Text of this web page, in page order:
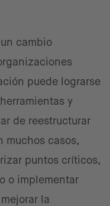
cambio
puede lograrse
y
de reestructurar
muchos casos,
puntos críticos,
o implementar
la